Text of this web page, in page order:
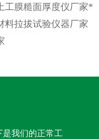
工膜糙面厚度仪厂家*
料拉拔试验仪器厂家
是我们的正常工